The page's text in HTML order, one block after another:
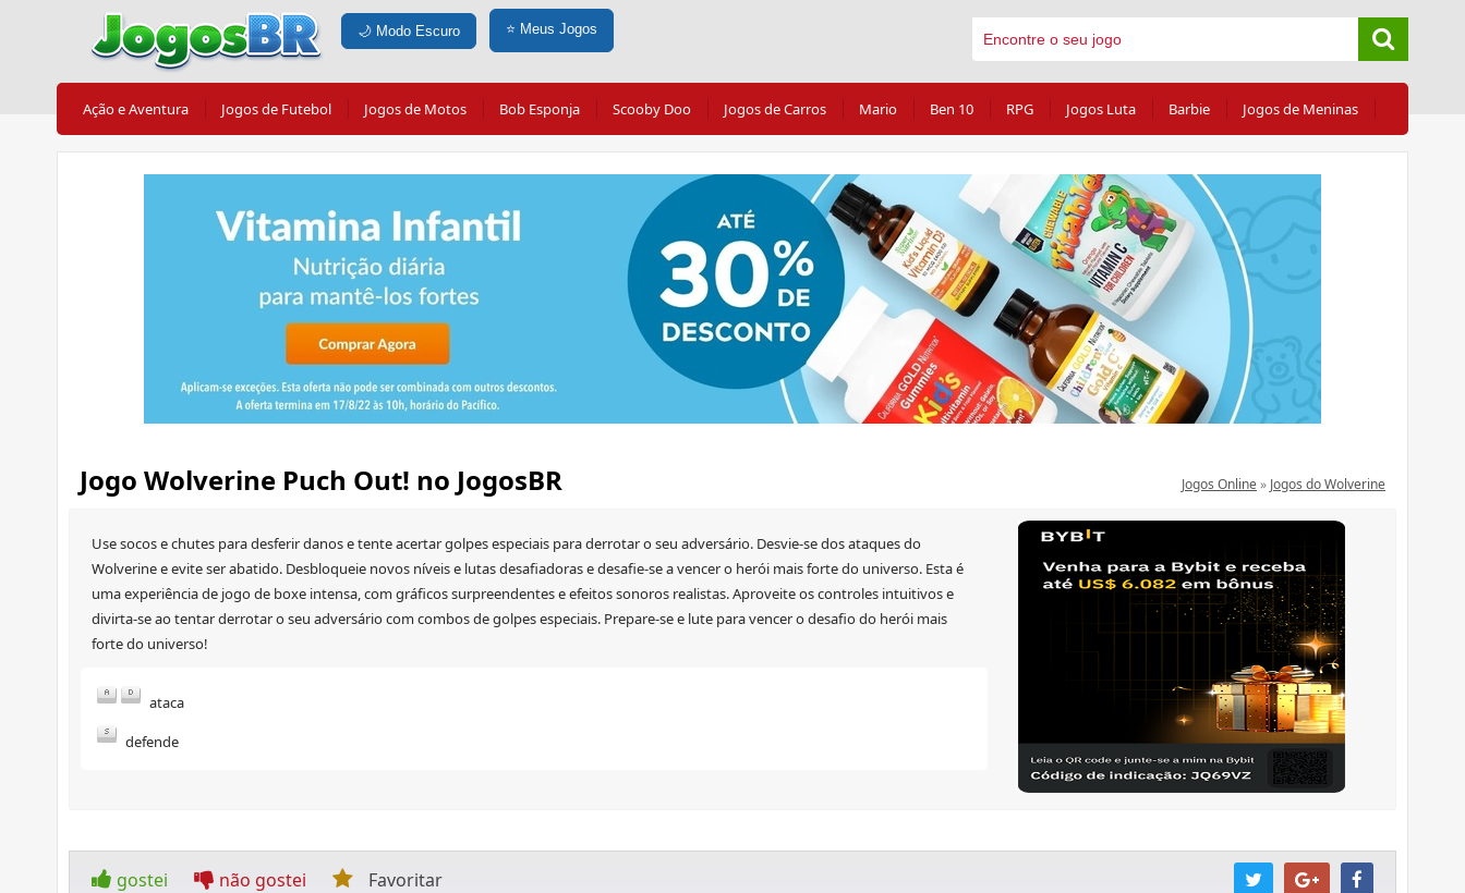
🌙 Modo Escuro ⭐ Meus Jogos
Ação e Aventura Jogos de Futebol Jogos de Motos Bob Esponja Scooby Doo Jogos de Carros Mario Ben 10 RPG Jogos Luta Barbie Jogos de Meninas
Jogo Wolverine Puch Out! no JogosBR Jogos Online» Jogos do Wolverine
Use socos e chutes para desferir danos e tente acertar golpes especiais para derrotar o seu adversário. Desvie-se dos ataques do
Wolverine e evite ser abatido. Desbloqueie novos níveis e lutas desafiadoras e desafie-se a vencer o herói mais forte do universo. Esta é
uma experiência de jogo de boxe intensa, com gráficos surpreendentes e efeitos sonoros realistas. Aproveite os controles intuitivos e
divirta-se ao tentar derrotar o seu adversário com combos de golpes especiais. Prepare-se e lute para vencer o desafio do herói mais
forte do universo!
ataca
defende
gostei não gostei Favoritar